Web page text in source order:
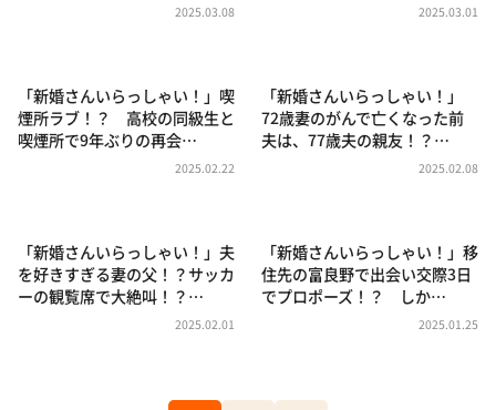
2025.03.08 2025.03.01
「新婚さんいらっしゃい！」喫
煙所ラブ！？ 高校の同級生と
喫煙所で9年ぶりの再会…
2025.02.22
「新婚さんいらっしゃい！」
72歳妻のがんで亡くなった前
夫は、77歳夫の親友！？…
2025.02.08
「新婚さんいらっしゃい！」夫
を好きすぎる妻の父！？サッカ
ーの観覧席で大絶叫！？…
2025.02.01
「新婚さんいらっしゃい！」移
住先の富良野で出会い交際3日
でプロポーズ！？ しか…
2025.01.25